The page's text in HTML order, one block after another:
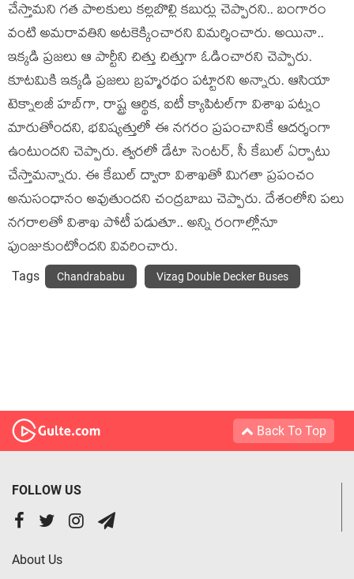
చేస్తామ‌ని గ‌త పాల‌కులు క‌ల్ల‌బొల్లి క‌బుర్లు చెప్పార‌ని.. బంగారం
వంటి అమ‌రావ‌తిని అట‌కెక్కించార‌ని విమ‌ర్శించారు. అయినా..
ఇక్క‌డి ప్ర‌జ‌లు ఆ పార్టీని చిత్తు చిత్తుగా ఓడించార‌ని చెప్పారు.
కూట‌మికి ఇక్కడి ప్ర‌జ‌లు బ్ర‌హ్మ‌ర‌థం ప‌ట్టార‌ని అన్నారు. ఆసియా
టెక్నాలజీ హబ్‌గా, రాష్ట్ర ఆర్థిక, ఐటీ క్యాపిట‌ల్‌గా విశాఖ ప‌ట్నం
మారుతోంద‌ని, భ‌విష్య‌త్తులో ఈ న‌గ‌రం ప్ర‌పంచానికే ఆద‌ర్శంగా
ఉంటుంద‌ని చెప్పారు. త్వరలో డేటా సెంటర్‌, సీ కేబుల్‌ ఏర్పాటు
చేస్తామన్నారు. ఈ కేబుల్‌ ద్వారా విశాఖతో మిగతా ప్రపంచం
అనుసంధానం అవుతుందని చంద్ర‌బాబు చెప్పారు. దేశంలోని ప‌లు
న‌గ‌రాల‌తో విశాఖ పోటీ ప‌డుతూ.. అన్ని రంగాల్లోనూ
పుంజుకుంటోంద‌ని వివ‌రించారు.
Tags Chandrababu Vizag Double Decker Buses
Back To Top
FOLLOW US
About Us